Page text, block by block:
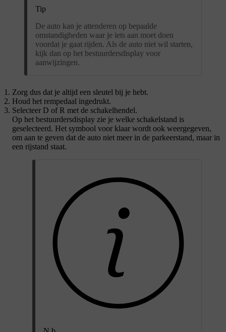
Tip
De auto kan je attenderen op bepaalde
omstandigheden waar je iets aan moet doen
voordat je gaat rijden. Als de auto niet wil starten,
kijk dan op het bestuurdersdisplay voor
aanwijzingen.
Zorg dus dat je altijd een sleutel bij je hebt.
Houd het rempedaal ingedrukt.
Selecteer D of R met de schakelhendel.
Op het bestuurdersdisplay zie je welke schakelstand is
geselecteerd. Het symbool voor klaar wordt ook weergegeven,
om aan te geven dat de auto niet meer in de parkeerstand, maar in
een rijstand staat.